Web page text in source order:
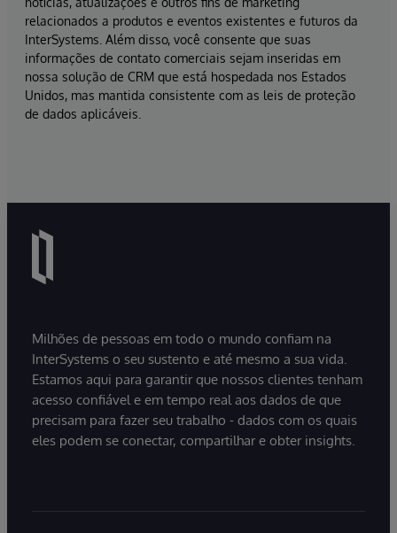
relacionados a produtos e eventos existentes e futuros da
InterSystems. Além disso, você consente que suas
informações de contato comerciais sejam inseridas em
nossa solução de CRM que está hospedada nos Estados
Unidos, mas mantida consistente com as leis de proteção
de dados aplicáveis.
Milhões de pessoas em todo o mundo confiam na
InterSystems o seu sustento e até mesmo a sua vida.
Estamos aqui para garantir que nossos clientes tenham
acesso confiável e em tempo real aos dados de que
precisam para fazer seu trabalho - dados com os quais
eles podem se conectar, compartilhar e obter insights.